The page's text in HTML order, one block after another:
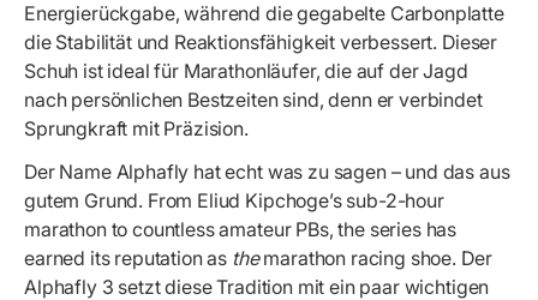
Energierückgabe, während die gegabelte Carbonplatte
die Stabilität und Reaktionsfähigkeit verbessert. Dieser
Schuh ist ideal für Marathonläufer, die auf der Jagd
nach persönlichen Bestzeiten sind, denn er verbindet
Sprungkraft mit Präzision.
Der Name Alphafly hat echt was zu sagen – und das aus
gutem Grund. From Eliud Kipchoge’s sub-2-hour
marathon to countless amateur PBs, the series has
earned its reputation as themarathon racing shoe. Der
Alphafly 3 setzt diese Tradition mit ein paar wichtigen